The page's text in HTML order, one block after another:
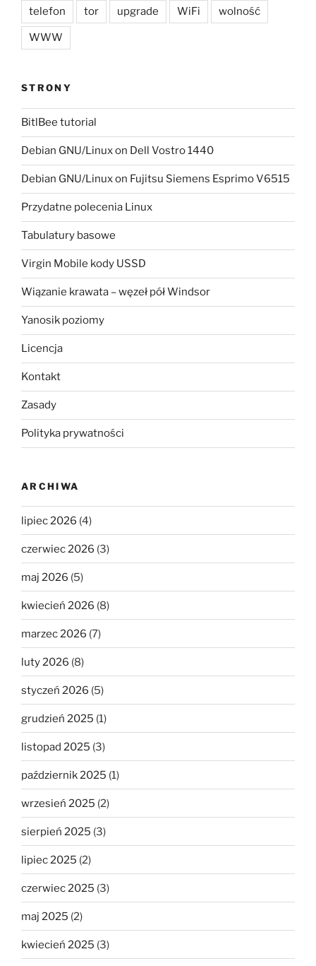
telefon tor upgrade WiFi wolność
WWW
STRONY
BitlBee tutorial
Debian GNU/Linux on Dell Vostro 1440
Debian GNU/Linux on Fujitsu Siemens Esprimo V6515
Przydatne polecenia Linux
Tabulatury basowe
Virgin Mobile kody USSD
Wiązanie krawata – węzeł pół Windsor
Yanosik poziomy
Licencja
Kontakt
Zasady
Polityka prywatności
ARCHIWA
lipiec 2026 (4)
czerwiec 2026 (3)
maj 2026 (5)
kwiecień 2026 (8)
marzec 2026 (7)
luty 2026 (8)
styczeń 2026 (5)
grudzień 2025 (1)
listopad 2025 (3)
październik 2025 (1)
wrzesień 2025 (2)
sierpień 2025 (3)
lipiec 2025 (2)
czerwiec 2025 (3)
maj 2025 (2)
kwiecień 2025 (3)